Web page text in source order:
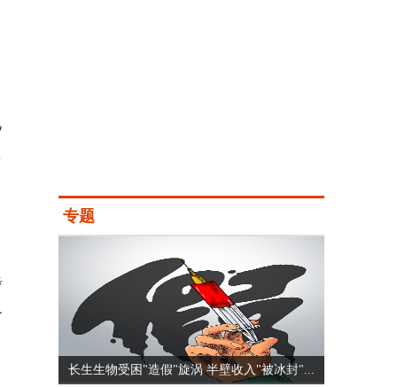
专题
长生生物受困"造假"旋涡 半壁收入"被冰封"...